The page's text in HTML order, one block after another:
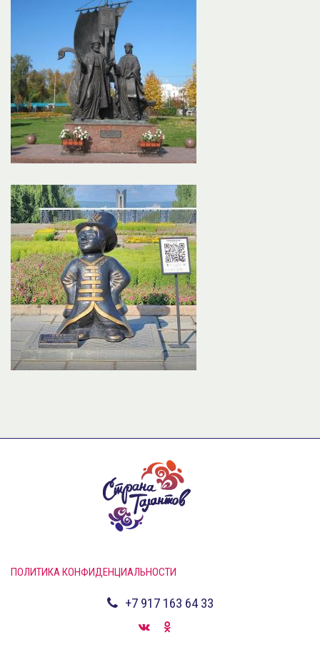
ПОЛИТИКА КОНФИДЕНЦИАЛЬНОСТИ
+7 917 163 64 33